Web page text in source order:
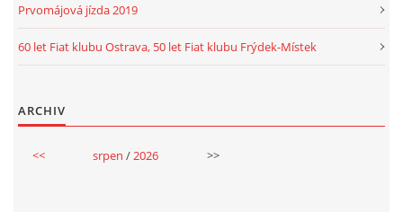
Prvomájová jízda 2019
60 let Fiat klubu Ostrava, 50 let Fiat klubu Frýdek-Místek
ARCHIV
<< srpen / 2026 >>